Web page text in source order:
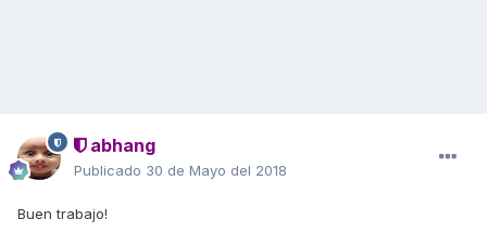
abhang
Publicado 30 de Mayo del 2018
Buen trabajo!